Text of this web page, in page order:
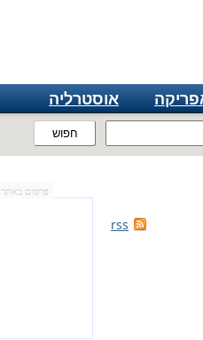
חפוש
אוסטרליה
rss
פרסום באתר